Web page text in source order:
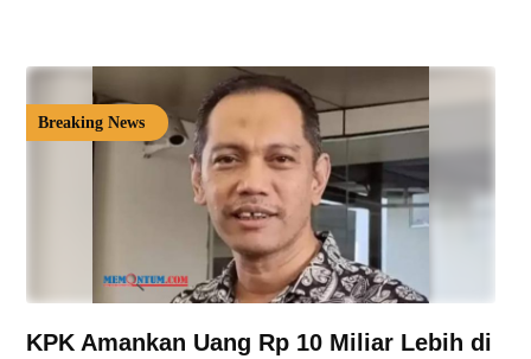
Breaking News
KPK Amankan Uang Rp 10 Miliar Lebih di